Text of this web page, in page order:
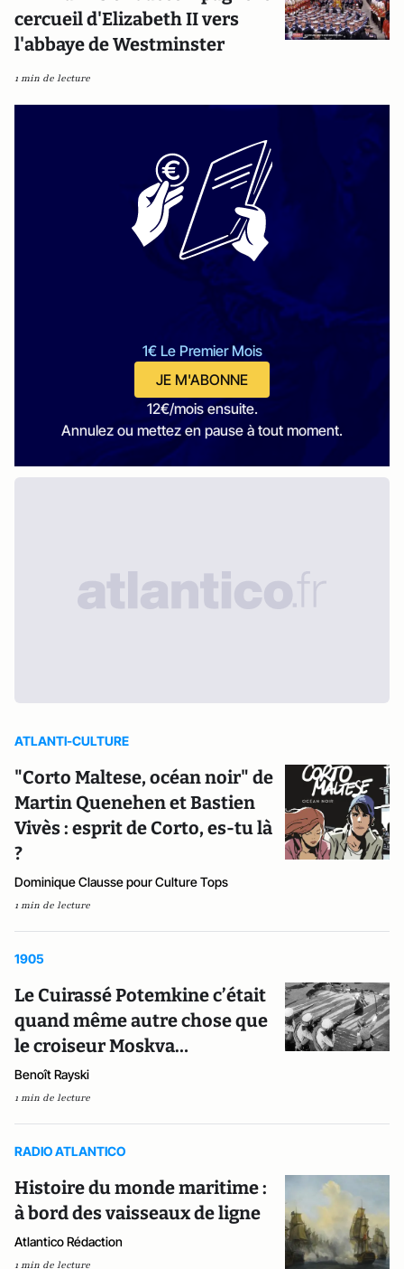
cercueil d'Elizabeth II vers
l'abbaye de Westminster
1 min de lecture
1€ Le Premier Mois
JE M'ABONNE
12€/mois ensuite.
Annulez ou mettez en pause à tout moment.
ATLANTI-CULTURE
"Corto Maltese, océan noir" de
Martin Quenehen et Bastien
Vivès : esprit de Corto, es-tu là
?
Dominique Clausse pour Culture Tops
1 min de lecture
1905
Le Cuirassé Potemkine c’était
quand même autre chose que
le croiseur Moskva…
Benoît Rayski
1 min de lecture
RADIO ATLANTICO
Histoire du monde maritime :
à bord des vaisseaux de ligne
Atlantico Rédaction
1 min de lecture